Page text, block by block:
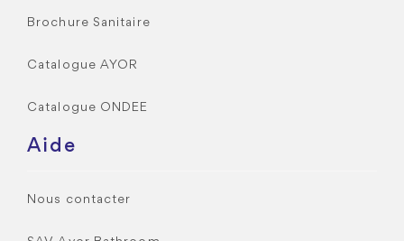
Brochure Sanitaire
Catalogue AYOR
Catalogue ONDEE
Aide
Nous contacter